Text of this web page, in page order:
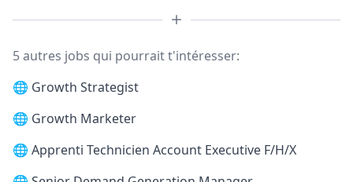
5 autres jobs qui pourrait t'intéresser:
🌐 Growth Strategist
🌐 Growth Marketer
🌐 Apprenti Technicien Account Executive F/H/X